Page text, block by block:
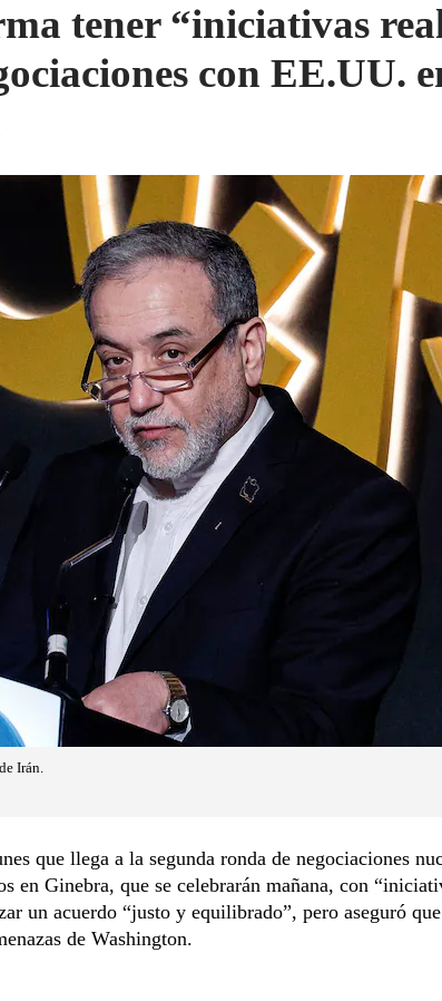
tener “iniciativas
con EE.UU.
Irán.
que llega a la segunda ronda de negociaciones
en Ginebra, que se celebrarán mañana, con
un acuerdo “justo y equilibrado”, pero aseguró
de Washington.